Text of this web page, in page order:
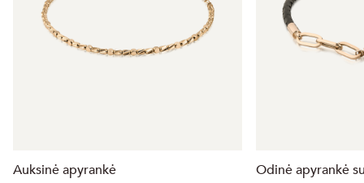
Auksinė apyrankė Odinė apyrankė